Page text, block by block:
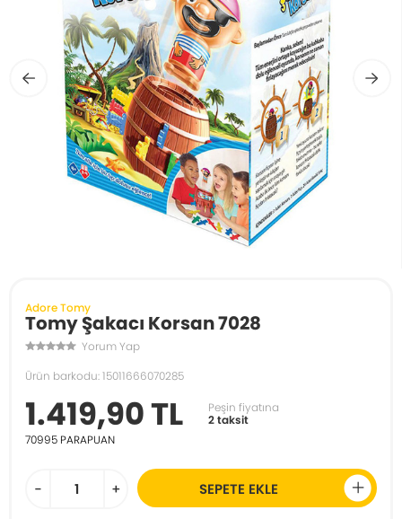
Adore Tomy
Tomy Şakacı Korsan 7028
Yorum Yap
Ürün barkodu: 15011666070285
1.419,90 TL
Peşin fiyatına
2 taksit
70995 PARAPUAN
- + SEPETE EKLE